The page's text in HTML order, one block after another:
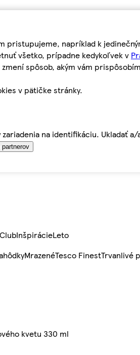
pristupujeme, napríklad k
všetko, prípadne kedykoľvek v
spôsob, akým vám
v pätičke stránky.
na identifikáciu. Ukladať
partnerov
InšpirácieLeto
MrazenéTesco FinestTrvanlivé
kvetu 330 ml